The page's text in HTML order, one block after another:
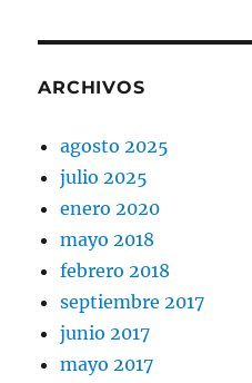
ARCHIVOS
agosto 2025
julio 2025
enero 2020
mayo 2018
febrero 2018
septiembre 2017
junio 2017
mayo 2017